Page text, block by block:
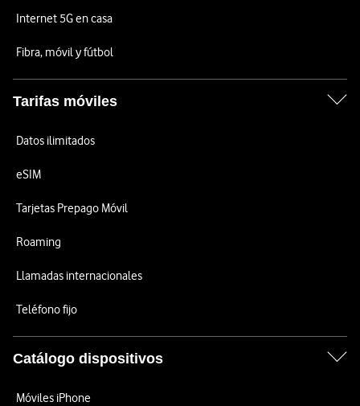
Internet 5G en casa
Fibra, móvil y fútbol
Tarifas móviles
Datos ilimitados
eSIM
Tarjetas Prepago Móvil
Roaming
Llamadas internacionales
Teléfono fijo
Catálogo dispositivos
Móviles iPhone